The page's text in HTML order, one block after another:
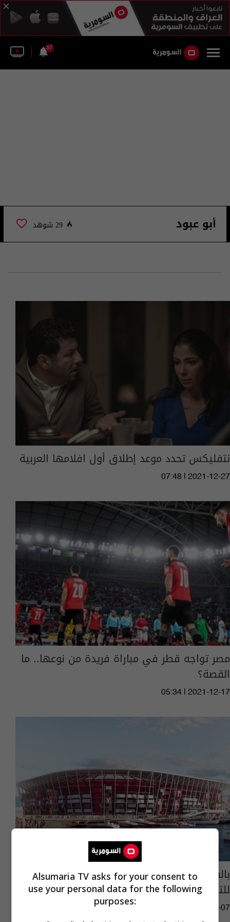
37
أبو عبود 29 شوهد
نتفليكس تحدد موعد إطلاق أول افلامها العربية
07:48 | 2021-12-27
مصر تواجه قطر في مباراة فريدة من نوعها.. ما
القصة؟
05:34 | 2021-12-17
بالفيديو.. قطر تقترب من افتتاح أول ملعب قابل
للتفكيك في تاريخ المونديال
07:33 | 2021-09-07
Alsumaria TV asks for your consent to
use your personal data for the following
purposes: